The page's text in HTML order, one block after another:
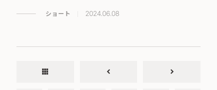
ショート 2024.06.08
apps chevron_left chevron_right